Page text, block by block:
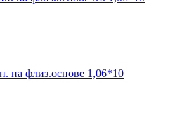
на флиз.основе 1,06*10